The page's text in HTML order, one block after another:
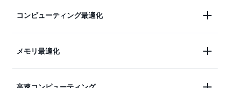
ビジネスクリティカルなアプリケーション、中小規
詳細を確認する
コンピューティング最適化
高いパフォーマンスのコンピューティング、バッチ
メモリ最適化